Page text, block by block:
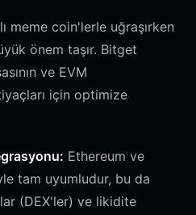
meme coin'lerle uğraşırken
önem taşır. Bitget
ve EVM
için optimize
Ethereum ve
tam uyumludur, bu da
(DEX'ler) ve likidite